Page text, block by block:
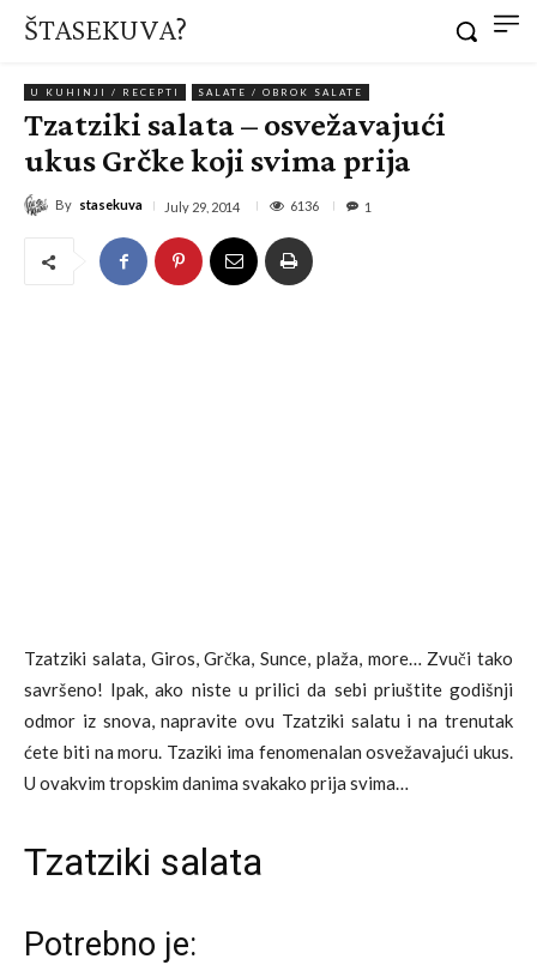
ŠTASEKUVA?
U KUHINJI / RECEPTI SALATE / OBROK SALATE
Tzatziki salata – osvežavajući
ukus Grčke koji svima prija
By stasekuva July 29, 2014 6136 1
Tzatziki salata, Giros, Grčka, Sunce, plaža, more… Zvuči tako
savršeno! Ipak, ako niste u prilici da sebi priuštite godišnji
odmor iz snova, napravite ovu Tzatziki salatu i na trenutak
ćete biti na moru. Tzaziki ima fenomenalan osvežavajući ukus.
U ovakvim tropskim danima svakako prija svima…
Tzatziki salata
Potrebno je: